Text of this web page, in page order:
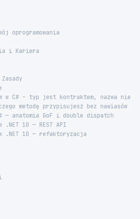
oprogramowania
i Kariera
w C# – typ jest kontraktem, nazwa nie
metodę przypisujesz bez nawiasów
anatomia GoF i double dispatch
10 — REST API
.NET 10 — refaktoryzacja